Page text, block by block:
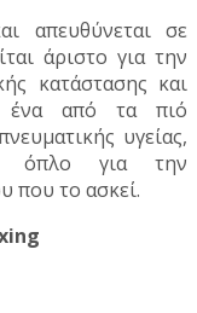
απευθύνεται σε
άριστο για την
κατάστασης και
ένα από τα πιό
υγείας,
όπλο για την
που το ασκεί.